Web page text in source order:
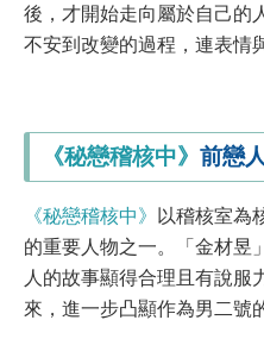
後，才開始走向屬於自己的
不安到改變的過程，連表情
《秘戀稽核中》 前戀
《秘戀稽核中》 以稽核室為
的重要人物之一。「金材昱
人的故事顯得合理且有說服
來，進一步凸顯作為男二號